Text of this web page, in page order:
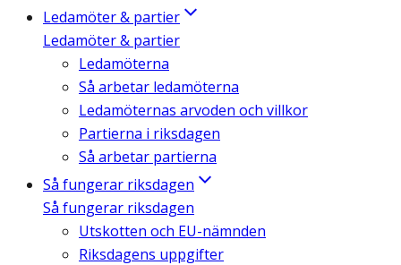
Ledamöter & partier
Ledamöter & partier
Ledamöterna
Så arbetar ledamöterna
Ledamöternas arvoden och villkor
Partierna i riksdagen
Så arbetar partierna
Så fungerar riksdagen
Så fungerar riksdagen
Utskotten och EU-nämnden
Riksdagens uppgifter